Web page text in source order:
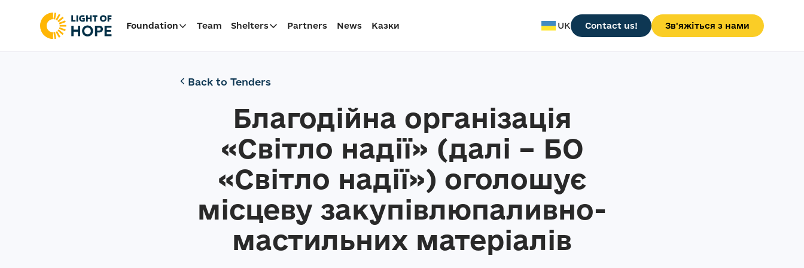
Foundation Team Shelters Partners News Казки UK Contact us! Зв'яжіться з нами
Back to Tenders
Благодійна організація
«Світло надії» (далі – БО
«Світло надії») оголошує
місцеву закупівлюпаливно-
мастильних матеріалів